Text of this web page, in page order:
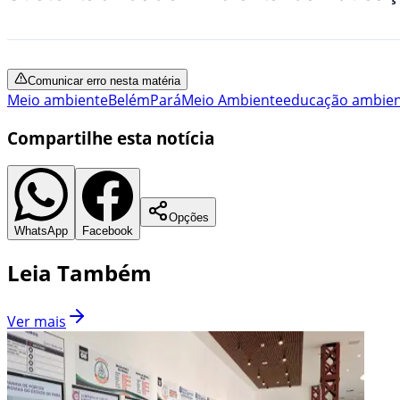
Comunicar erro nesta matéria
Meio ambienteBelémParáMeio Ambienteeducação
Compartilhe esta notícia
WhatsApp Facebook
Opções
Leia Também
Ver mais